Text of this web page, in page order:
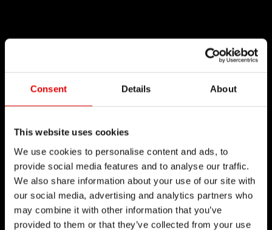
Consent Details About
This website uses cookies
We use cookies to personalise content and ads, to
provide social media features and to analyse our traffic.
We also share information about your use of our site with
our social media, advertising and analytics partners who
may combine it with other information that you’ve
provided to them or that they’ve collected from your use